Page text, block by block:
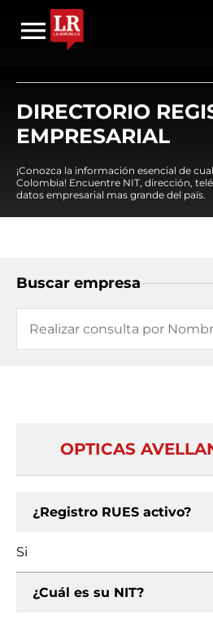
DIRECTORIO
EMPRESARIAL
¡Conozca la información esencial de
Colombia! Encuentre NIT, dirección,
datos empresarial mas grande del país.
Buscar empresa
OPTICAS
¿Registro RUES activo?
Si
¿Cuál es su NIT?